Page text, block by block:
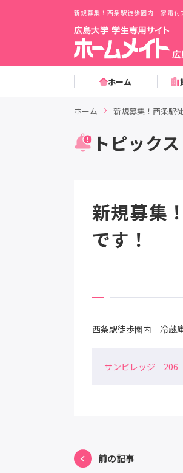
新規募集！西条駅徒歩圏内 家電付
ホーム
ホーム 新規募集！西条駅
トピックス
新規募集
です！
西条駅徒歩圏内 冷蔵
サンビレッジ 206
前の記事